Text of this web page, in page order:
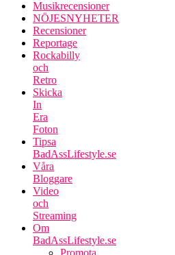
Musikrecensioner
NÖJESNYHETER
Recensioner
Reportage
Rockabilly
och
Retro
Skicka
In
Era
Foton
Tipsa
BadAssLifestyle.se
Våra
Bloggare
Video
och
Streaming
Om
BadAssLifestyle.se
Promota